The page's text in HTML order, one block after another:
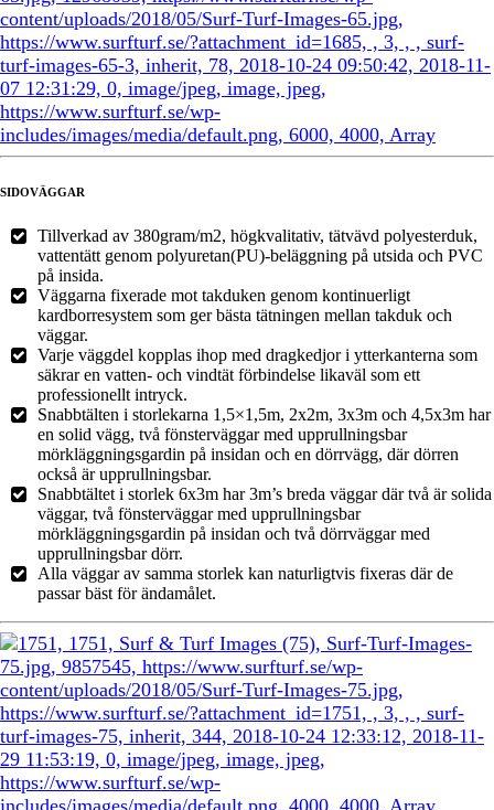
SIDOVÄGGAR
Tillverkad av 380gram/m2, högkvalitativ, tätvävd polyesterduk,
vattentätt genom polyuretan(PU)-beläggning på utsida och PVC
på insida.
Väggarna fixerade mot takduken genom kontinuerligt
kardborresystem som ger bästa tätningen mellan takduk och
väggar.
Varje väggdel kopplas ihop med dragkedjor i ytterkanterna som
säkrar en vatten- och vindtät förbindelse likaväl som ett
professionellt intryck.
Snabbtälten i storlekarna 1,5×1,5m, 2x2m, 3x3m och 4,5x3m har
en solid vägg, två fönsterväggar med upprullningsbar
mörkläggningsgardin på insidan och en dörrvägg, där dörren
också är upprullningsbar.
Snabbtältet i storlek 6x3m har 3m’s breda väggar där två är solida
väggar, två fönsterväggar med upprullningsbar
mörkläggningsgardin på insidan och två dörrväggar med
upprullningsbar dörr.
Alla väggar av samma storlek kan naturligtvis fixeras där de
passar bäst för ändamålet.